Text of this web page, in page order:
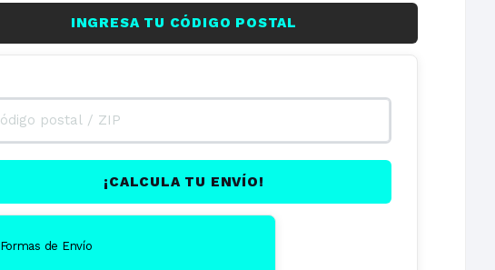
INGRESA TU CÓDIGO POSTAL
¡CALCULA TU ENVÍO!
Formas de Envío